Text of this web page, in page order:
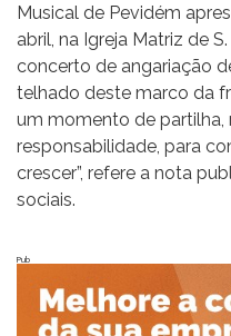
Musical de Pevidém
abril, na Igreja Matriz de
concerto de angariação
telhado deste marco da
um momento de
responsabilidade, para
crescer”, refere a nota
sociais.
Pub